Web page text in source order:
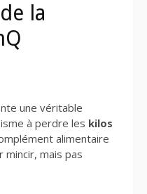
la
une véritable
à perdre les kilos
alimentaire
mais pas